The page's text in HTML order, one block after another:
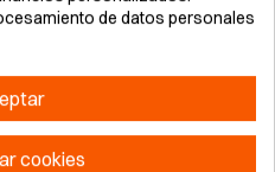
deslizamiento. LED
parcial gatillo.
madera 25mm metal
de datos personales
cookies